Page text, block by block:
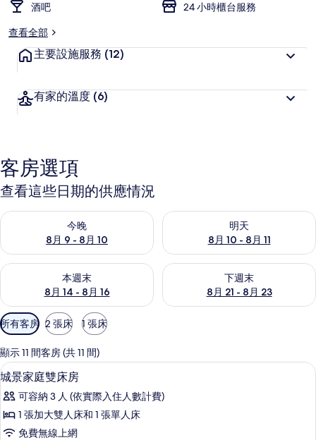
酒吧
24 小時櫃台服務
查看全部
主要設施服務 (12)
有家的溫度 (6)
客房選項
查看這些日期的供應情況
今晚
8月 9 - 8月 10
查看今晚 (8月 9 - 8月 10) 的供應情況
明天
8月 10 - 8月 11
查看明天 (8月 10 - 8月 11) 的
本週末
8月 14 - 8月 16
查看本週末 (8月 14 - 8月 16) 的供應情況
下週末
8月 21 - 8月 23
查看下週末 (8月 21 - 8月 23)
可
用
的
客
房
篩
選
條
所有客房 2 張床 1 張床
顯示 11 間客房 (共 11 間)
顯
示
城
景
高級寢具、客房內保險箱、書桌、遮
2
城景家庭雙床房
可容納 3 人 (依實際入住人數計費)
1 張加大雙人床和 1 張單人床
免費無線上網